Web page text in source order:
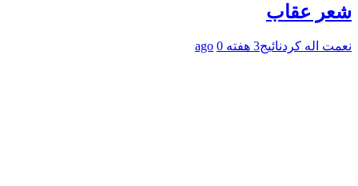
شعر عقاب
نعمت اله کردنائیج3 هفته ago 0